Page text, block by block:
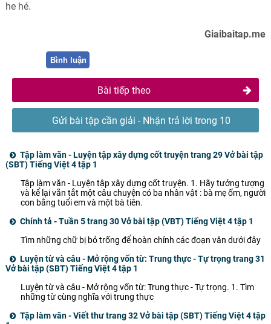
he hé.
Giaibaitap.me
Bình luận
Bài tiếp theo
Gửi bài tập cần giải - Nhận trả lời trong 10
Tập làm văn - Luyện tập xây dựng cốt truyện trang 29 Vở bài tập
(SBT) Tiếng Việt 4 tập 1
Tập làm văn - Luyện tập xây dựng cốt truyện. 1. Hãy tưởng tượng
và kể lại vắn tắt một câu chuyện có ba nhân vật : bà mẹ ốm, người
con bằng tuổi em và một bà tiên.
Chính tả - Tuần 5 trang 30 Vở bài tập (VBT) Tiếng Việt 4 tập 1
Tìm những chữ bị bỏ trống để hoàn chỉnh các đoạn văn dưới đây
Luyện từ và câu - Mở rộng vốn từ: Trung thực - Tự trọng trang 31
Vở bài tập (SBT) Tiếng Việt 4 tập 1
Luyện từ và câu - Mở rộng vốn từ: Trung thực - Tự trọng. 1. Tìm
những từ cùng nghĩa với trung thực
Tập làm văn - Viết thư trang 32 Vở bài tập (SBT) Tiếng Việt 4 tập